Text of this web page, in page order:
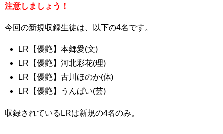
注意しましょう！
今回の新規収録生徒は、以下の4名です。
LR【優艶】本郷愛(文)
LR【優艶】河北彩花(理)
LR【優艶】古川ほのか(体)
LR【優艶】うんぱい(芸)
収録されているLRは新規の4名のみ。